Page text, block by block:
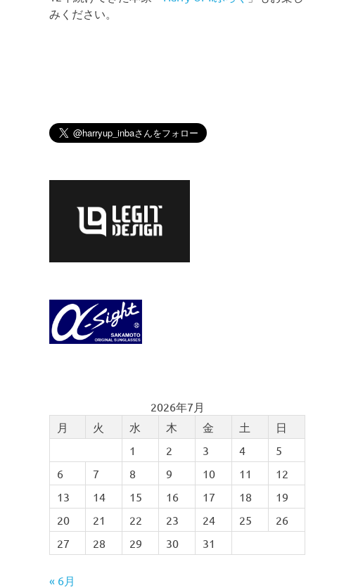
みください。
2026年7月
月
火 水 木 金 土
日
1
2 3 4
5
6
7 8 9 10 11
12
13
14 15 16 17 18
19
20
21 22 23 24 25
26
27
28 29 30 31
« 6月